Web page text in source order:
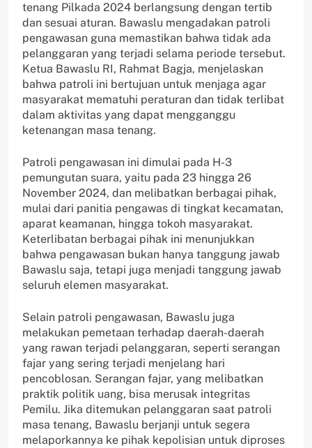
tenang Pilkada 2024 berlangsung dengan tertib
dan sesuai aturan. Bawaslu mengadakan patroli
pengawasan guna memastikan bahwa tidak ada
pelanggaran yang terjadi selama periode tersebut.
Ketua Bawaslu RI, Rahmat Bagja, menjelaskan
bahwa patroli ini bertujuan untuk menjaga agar
masyarakat mematuhi peraturan dan tidak terlibat
dalam aktivitas yang dapat mengganggu
ketenangan masa tenang.
Patroli pengawasan ini dimulai pada H-3
pemungutan suara, yaitu pada 23 hingga 26
November 2024, dan melibatkan berbagai pihak,
mulai dari panitia pengawas di tingkat kecamatan,
aparat keamanan, hingga tokoh masyarakat.
Keterlibatan berbagai pihak ini menunjukkan
bahwa pengawasan bukan hanya tanggung jawab
Bawaslu saja, tetapi juga menjadi tanggung jawab
seluruh elemen masyarakat.
Selain patroli pengawasan, Bawaslu juga
melakukan pemetaan terhadap daerah-daerah
yang rawan terjadi pelanggaran, seperti serangan
fajar yang sering terjadi menjelang hari
pencoblosan. Serangan fajar, yang melibatkan
praktik politik uang, bisa merusak integritas
Pemilu. Jika ditemukan pelanggaran saat patroli
masa tenang, Bawaslu berjanji untuk segera
melaporkannya ke pihak kepolisian untuk diproses